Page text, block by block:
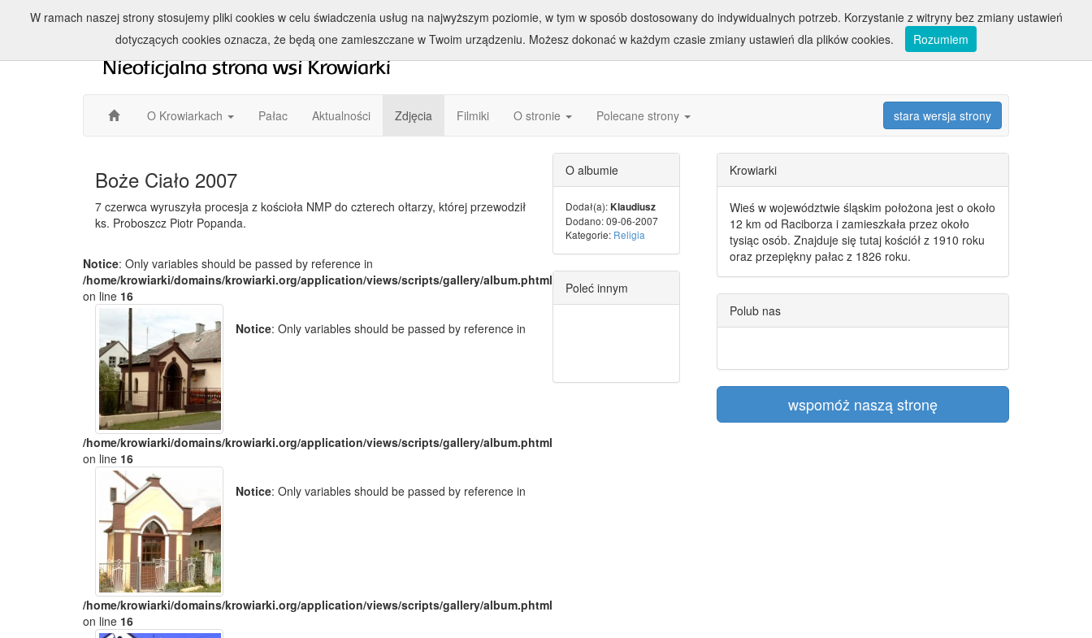
O Krowiarkach Pałac Aktualności Zdjęcia Filmiki O stronie Polecane strony stara wersja strony
Boże Ciało 2007
7 czerwca wyruszyła procesja z kościoła NMP do czterech ołtarzy, której przewodził
ks. Proboszcz Piotr Popanda.
Notice: Only variables should be passed by reference in
/home/krowiarki/domains/krowiarki.org/application/views/scripts/gallery/album.phtml
on line 16
Notice: Only variables should be passed by reference in
/home/krowiarki/domains/krowiarki.org/application/views/scripts/gallery/album.phtml
on line 16
Notice: Only variables should be passed by reference in
/home/krowiarki/domains/krowiarki.org/application/views/scripts/gallery/album.phtml
on line 16
O albumie
Dodał(a):Klaudiusz
Dodano: 09-06-2007
Kategorie: Religia
Poleć innym
Krowiarki
Wieś w województwie śląskim położona jest o około
12 km od Raciborza i zamieszkała przez około
tysiąc osób. Znajduje się tutaj kościół z 1910 roku
oraz przepiękny pałac z 1826 roku.
Polub nas
wspomóż naszą stronę
W ramach naszej strony stosujemy pliki cookies w celu świadczenia usług na najwyższym poziomie, w tym w sposób dostosowany do indywidualnych potrzeb. Korzystanie z witryny bez zmiany ustawień
dotyczących cookies oznacza, że będą one zamieszczane w Twoim urządzeniu. Możesz dokonać w każdym czasie zmiany ustawień dla plików cookies.
Rozumiem